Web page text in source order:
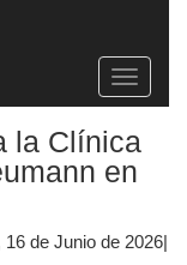
Toggle
la Clínica
en
de Junio de 2026|